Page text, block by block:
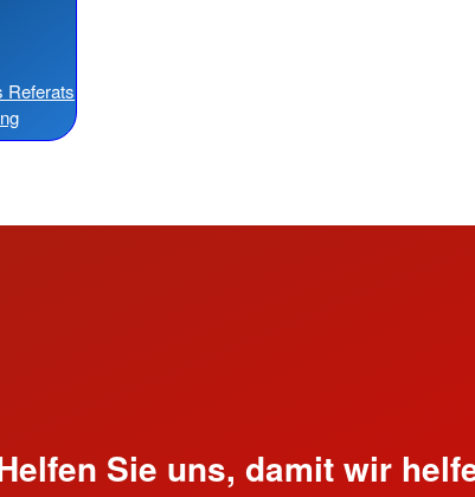
Referats
Sie uns, damit wir